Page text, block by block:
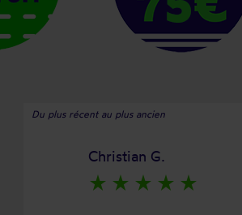
Du plus récent au plus ancien
Christian G.
star_rate star_rate star_rate star_rate star_rate